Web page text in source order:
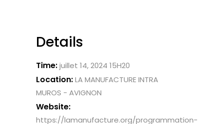
Details
Time:juillet 14, 2024 15H20
Location:LA MANUFACTURE INTRA
MUROS - AVIGNON
Website:
https://lamanufacture.org/programmation-